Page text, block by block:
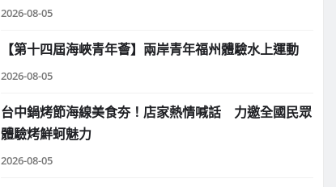
2026-08-05
【第十四屆海峽青年薈】兩岸青年福州體驗水上運動
2026-08-05
台中鍋烤節海線美食夯！店家熱情喊話 力邀全國民眾
體驗烤鮮蚵魅力
2026-08-05